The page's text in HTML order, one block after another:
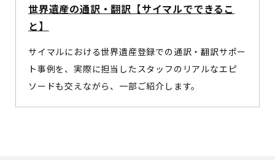
世界遺産の通訳・翻訳【サイマルでできるこ
と】
サイマルにおける世界遺産登録での通訳・翻訳サポー
ト事例を、実際に担当したスタッフのリアルなエピ
ソードも交えながら、一部ご紹介します。